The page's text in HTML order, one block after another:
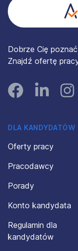
Dobrze Cię
Znajdź ofertę
FacebookLinked In
DLA KANDYDATÓW
Oferty pracy
Pracodawcy
Porady
Konto kandydata
Regulamin dla
kandydatów